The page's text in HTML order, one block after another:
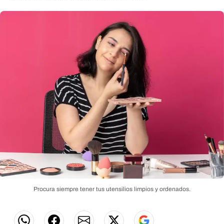
Procura siempre tener tus utensilios limpios y ordenados.